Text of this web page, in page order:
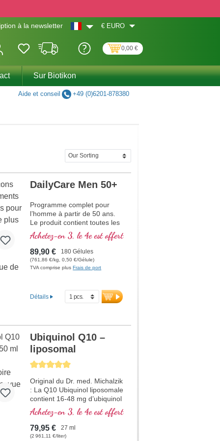
à la newsletter € EURO
0,00 €
Sur Biotikon
Aide et conseil +49 (0)6201-878380
DailyCare Men 50+
Programme complet pour
l’homme à partir de 50 ans.
Le produit contient toutes les
substances minérales et les
vitamines importantes.
Achetez-en 3, le 4e est offert
89,90 € 180 Gélules
(761,86 €/kg, 0,50 €/Gélule)
TVA comprise plusFrais de port
Détails
Average rating of 5 out of 5 stars
Ubiquinol Q10 –
liposomal
Original du Dr. med. Michalzik
: La Q10 Ubiquinol liposomale
contient 16-48 mg d’ubiquinol
(coenzyme Q10) par dose
quotidienne. Ce complément
alimentaire de haute qualité
est sans additifs et fabriqué
Achetez-en 3, le 4e est offert
79,95 € 27 ml
(2 961,11 €/liter)